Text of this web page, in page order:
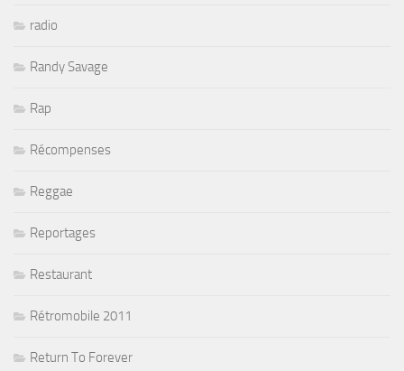
radio
Randy Savage
Rap
Récompenses
Reggae
Reportages
Restaurant
Rétromobile 2011
Return To Forever